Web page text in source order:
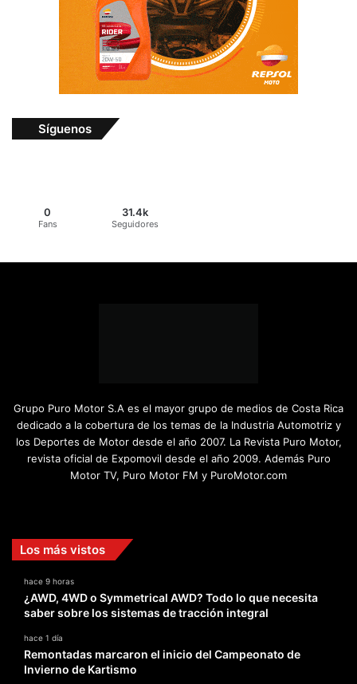
Síguenos
0
Fans
31.4k
Seguidores
Grupo Puro Motor S.A es el mayor grupo de medios de Costa Rica
dedicado a la cobertura de los temas de la Industria Automotriz y
los Deportes de Motor desde el año 2007. La Revista Puro Motor,
revista oficial de Expomovil desde el año 2009. Además Puro
Motor TV, Puro Motor FM y PuroMotor.com
Los más vistos
hace 9 horas
¿AWD, 4WD o Symmetrical AWD? Todo lo que necesita
saber sobre los sistemas de tracción integral
hace 1 día
Remontadas marcaron el inicio del Campeonato de
Invierno de Kartismo